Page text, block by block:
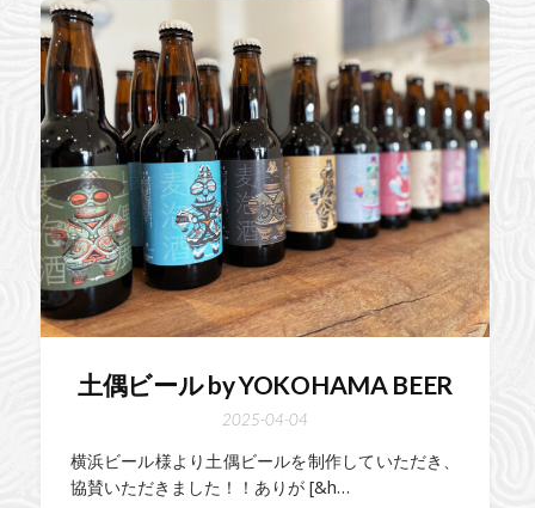
土偶ビール by YOKOHAMA BEER
2025-04-04
横浜ビール様より土偶ビールを制作していただき、
協賛いただきました！！ありが [&h…